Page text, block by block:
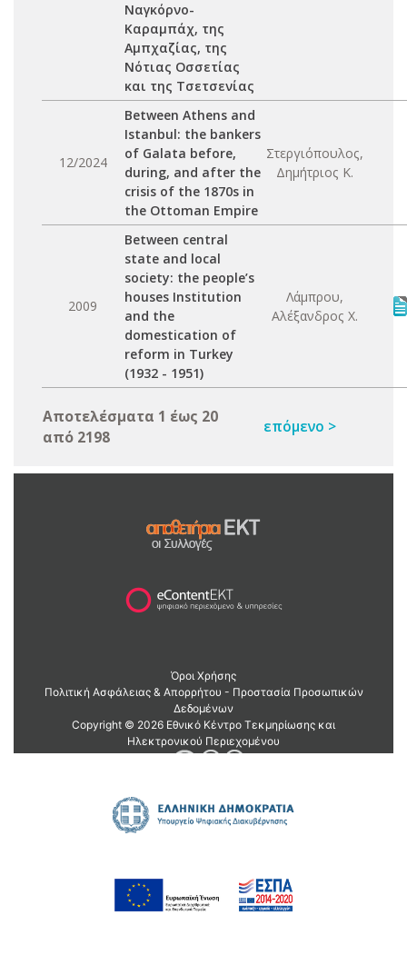
Ναγκόρνο-
Καραμπάχ, της
Αμπχαζίας, της
Νότιας Οσσετίας
και της Τσετσενίας
12/2024
Between Athens and
Istanbul: the bankers
of Galata before,
during, and after the
crisis of the 1870s in
the Ottoman Empire
Στεργιόπουλος,
Δημήτριος Κ.
2009
Between central
state and local
society: the people’s
houses Institution
and the
domestication of
reform in Turkey
(1932 - 1951)
Λάμπρου,
Αλέξανδρος Χ.
Αποτελέσματα 1 έως 20
από 2198
επόμενο >